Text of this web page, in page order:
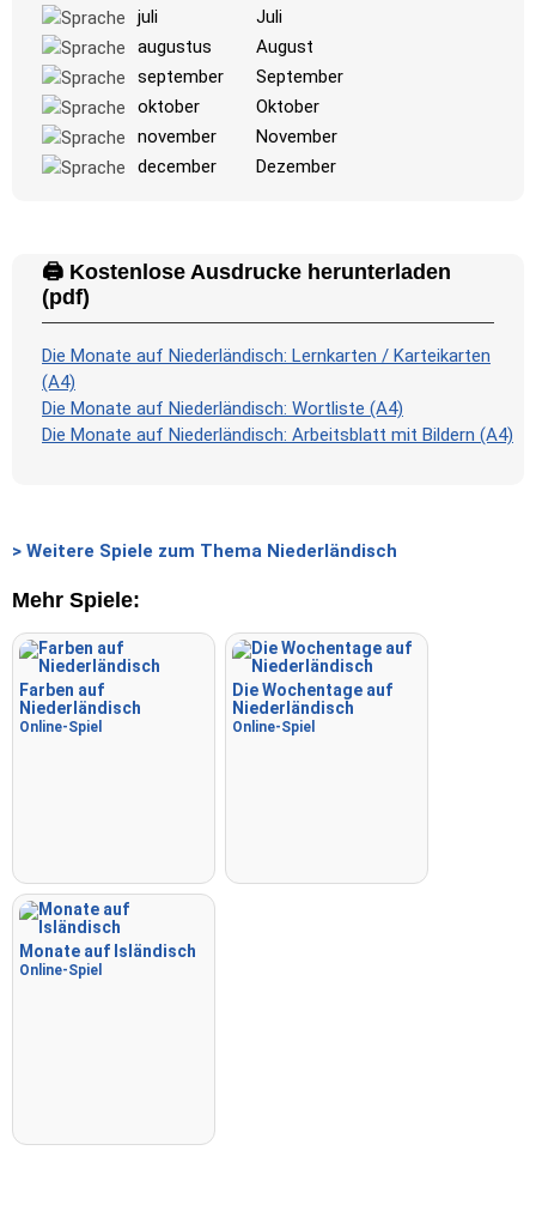
juli
Juli
augustus
August
september
September
oktober
Oktober
november
November
december
Dezember
🖨️ Kostenlose Ausdrucke herunterladen
(pdf)
Die Monate auf Niederländisch: Lernkarten / Karteikarten
(A4)
Die Monate auf Niederländisch: Wortliste (A4)
Die Monate auf Niederländisch: Arbeitsblatt mit Bildern (A4)
> Weitere Spiele zum Thema Niederländisch
Mehr Spiele:
Farben auf
Niederländisch
Online-Spiel
Die Wochentage auf
Niederländisch
Online-Spiel
Monate auf Isländisch
Online-Spiel